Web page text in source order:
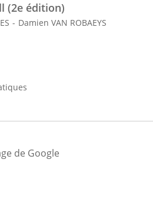
(2e édition)
Damien VAN ROBAEYS
de Google